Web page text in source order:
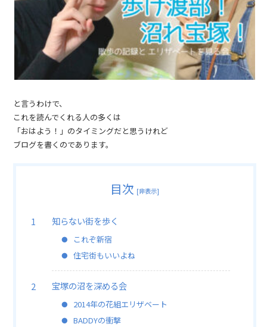
と言うわけで、
これを読んでくれる人の多くは
「おはよう！」のタイミングだと思うけれど
ブログを書くのであります。
目次 [非表示]
知らない街を歩く
これぞ新宿
住宅街もいいよね
宝塚の沼を深める会
2014年の花組エリザベート
BADDYの衝撃